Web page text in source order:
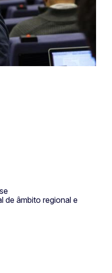
de âmbito regional e